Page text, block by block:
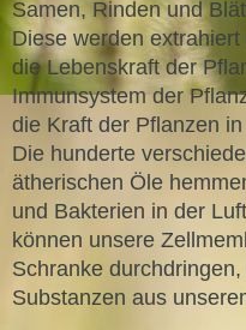
Samen, Rinden und
Diese werden
die Lebenskraft der
Immunsystem der
die Kraft der Pflanzen
Die hunderte
ätherischen Öle
und Bakterien in der
können unsere
Schranke
Substanzen aus